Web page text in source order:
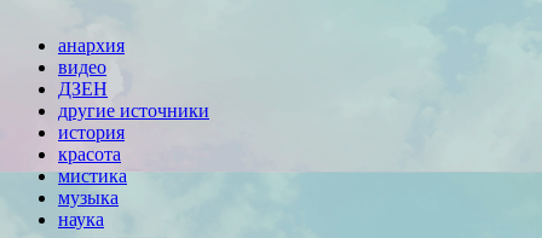
анархия
видео
ДЗЕН
другие источники
история
красота
мистика
музыка
наука